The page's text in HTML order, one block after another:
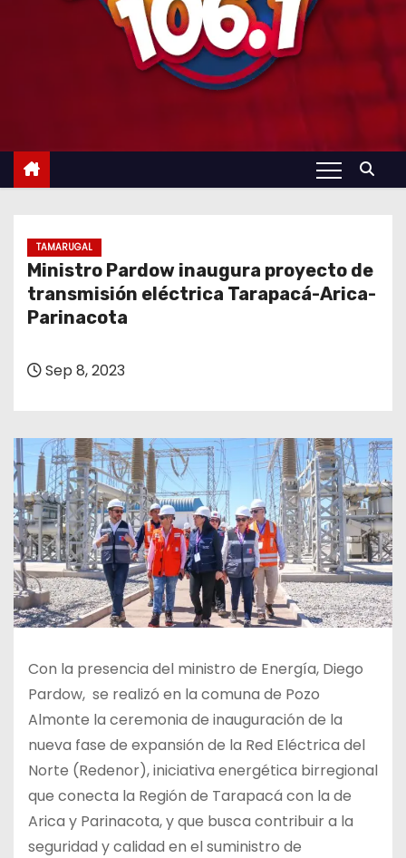
TAMARUGAL
Ministro Pardow inaugura proyecto de
transmisión eléctrica Tarapacá-Arica-
Parinacota
Sep 8, 2023
Con la presencia del ministro de Energía, Diego
Pardow, se realizó en la comuna de Pozo
Almonte la ceremonia de inauguración de la
nueva fase de expansión de la Red Eléctrica del
Norte (Redenor), iniciativa energética birregional
que conecta la Región de Tarapacá con la de
Arica y Parinacota, y que busca contribuir a la
seguridad y calidad en el suministro de